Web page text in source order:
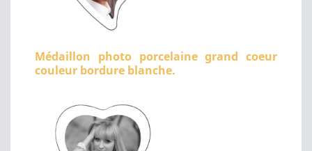
Médaillon photo porcelaine grand coeur
couleur bordure blanche.